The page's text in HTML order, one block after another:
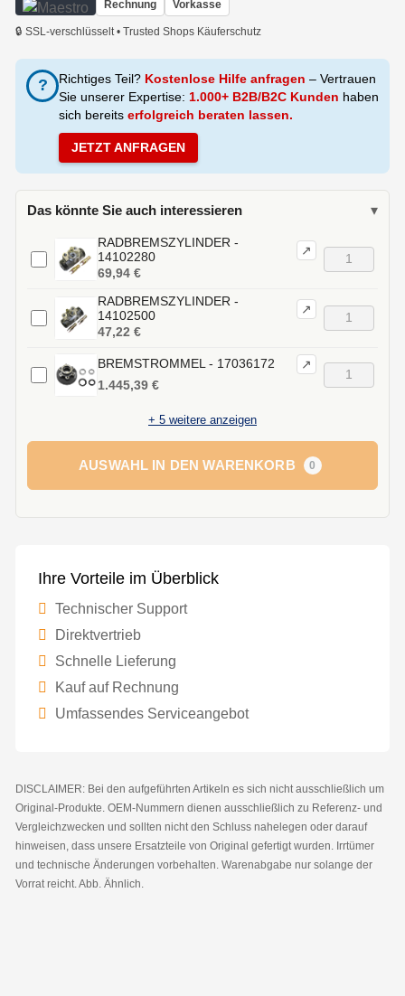
Rechnung Vorkasse
🔒 SSL-verschlüsselt • Trusted Shops Käuferschutz
? Richtiges Teil? Kostenlose Hilfe anfragen – Vertrauen
Sie unserer Expertise: 1.000+ B2B/B2C Kunden haben
sich bereits erfolgreich beraten lassen.
JETZT ANFRAGEN
Das könnte Sie auch interessieren ▾
RADBREMSZYLINDER -
14102280
↗
69,94 €
RADBREMSZYLINDER -
14102500
↗
47,22 €
BREMSTROMMEL - 17036172 ↗
1.445,39 €
+ 5 weitere anzeigen
AUSWAHL IN DEN WARENKORB 0
Ihre Vorteile im Überblick
Technischer Support
Direktvertrieb
Schnelle Lieferung
Kauf auf Rechnung
Umfassendes Serviceangebot
DISCLAIMER: Bei den aufgeführten Artikeln es sich nicht ausschließlich um
Original-Produkte. OEM-Nummern dienen ausschließlich zu Referenz- und
Vergleichzwecken und sollten nicht den Schluss nahelegen oder darauf
hinweisen, dass unsere Ersatzteile von Original gefertigt wurden. Irrtümer
und technische Änderungen vorbehalten. Warenabgabe nur solange der
Vorrat reicht. Abb. Ähnlich.